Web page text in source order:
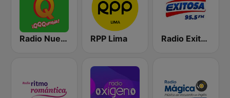
Radio Nueva Q RPP Lima Radio Exitosa